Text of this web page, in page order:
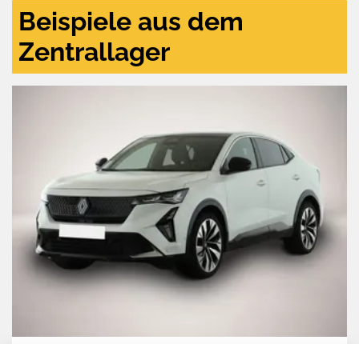
Beispiele aus dem
Zentrallager